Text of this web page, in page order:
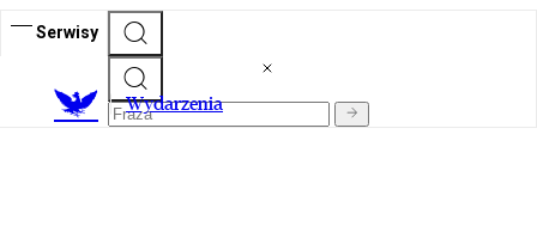
Serwisy
Wydarzenia